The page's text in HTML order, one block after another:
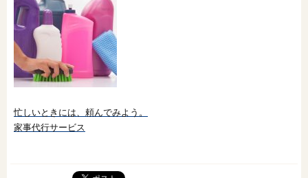
忙しいときには、頼んでみよう。
家事代行サービス